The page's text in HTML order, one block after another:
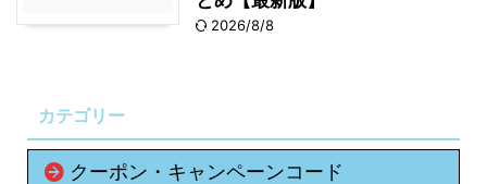
2026/8/8
カテゴリー
クーポン・キャンペーンコード